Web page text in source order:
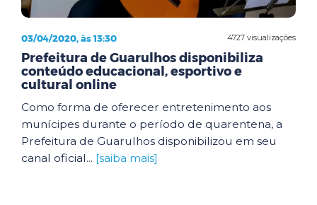
4727 visualizações
03/04/2020, às 13:30
Prefeitura de Guarulhos disponibiliza
conteúdo educacional, esportivo e
cultural online
Como forma de oferecer entretenimento aos
munícipes durante o período de quarentena, a
Prefeitura de Guarulhos disponibilizou em seu
canal oficial... [saiba mais]